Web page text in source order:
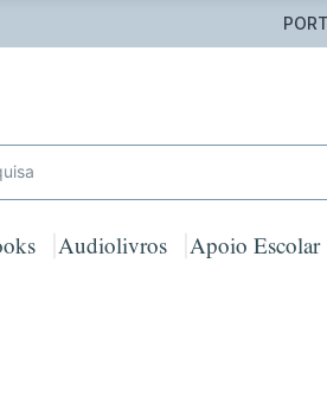
em encomendas acima de 25€
Audiolivros Apoio Escolar